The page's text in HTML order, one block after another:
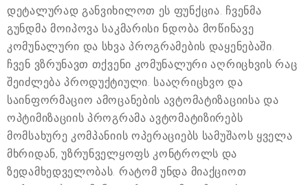
დეტალურად განვიხილოთ ეს ფუნქცია. ჩვენმა
გუნდმა მოიპოვა საკმარისი ნდობა მოწინავე
კომუნალური და სხვა პროგრამების დაყენებაში.
ჩვენ ვზრუნავთ თქვენი კომუნალური აღრიცხვის რაც
შეიძლება პროდუქტიული. სააღრიცხვო და
საინფორმაციო ამოცანების ავტომატიზაციისა და
ოპტიმიზაციის პროგრამა ავტომატიზირებს
მომსახურე კომპანიის ოპერაციებს სამუშაოს ყველა
მხრიდან, უზრუნველყოფს კონტროლს და
ზედამხედველობას. რატომ უნდა მიაქციოთ